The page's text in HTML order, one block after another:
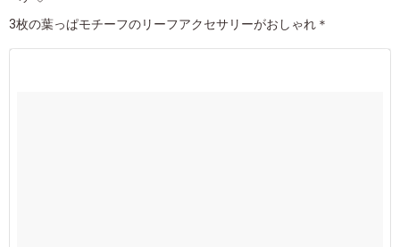
3枚の葉っぱモチーフのリーフアクセサリーがおしゃれ＊